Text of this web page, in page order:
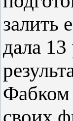
залить
дала
Фабком